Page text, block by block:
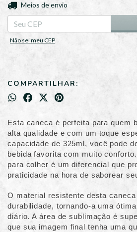
Entregas para o CEP:
Meios de envio
Não sei meu CEP
COMPARTILHAR:
Esta caneca é perfeita para quem
alta qualidade e com um toque
capacidade de 325ml, você pode
bebida favorita com muito
para colher é um diferencial que
praticidade na hora de saborear
O material resistente desta
durabilidade, tornando-a uma
diário. A área de sublimação é
que sua imagem final tenha uma